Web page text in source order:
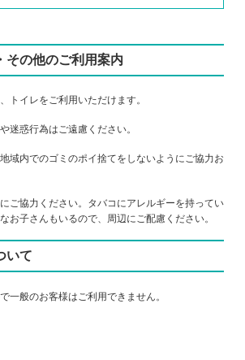
その他のご利用案内
トイレをご利用いただけます。
迷惑行為はご遠慮ください。
域内でのゴミのポイ捨てをしないようにご協力お
ご協力ください。タバコにアレルギーを持ってい
お子さんもいるので、周辺にご配慮ください。
いて
一般のお客様はご利用できません。